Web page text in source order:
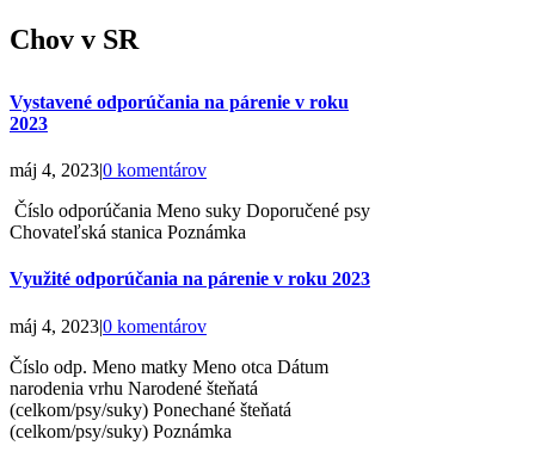
Chov v SR
Vystavené odporúčania na párenie v roku
2023
máj 4, 2023|0 komentárov
Číslo odporúčania Meno suky Doporučené psy
Chovateľská stanica Poznámka
Využité odporúčania na párenie v roku 2023
máj 4, 2023|0 komentárov
Číslo odp. Meno matky Meno otca Dátum
narodenia vrhu Narodené šteňatá
(celkom/psy/suky) Ponechané šteňatá
(celkom/psy/suky) Poznámka